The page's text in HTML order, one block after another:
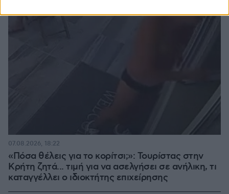
«Πόσα θέλεις για το κορίτσι;»: Τουρίστας στην
Κρήτη ζητά... τιμή για να ασελγήσει σε ανήλικη, τι
καταγγέλλει ο ιδιοκτήτης επιχείρησης
07.08.2026, 18:22